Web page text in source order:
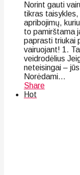
Norint gauti
tikras
apribojimų,
to pamirštama
paprasti triukai
vairuojant! 1.
veidrodėlius
neteisingai –
Norėdami...
Share
Hot